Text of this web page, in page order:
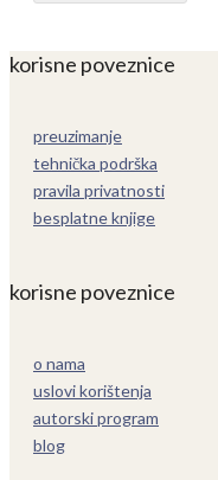
korisne poveznice
preuzimanje
tehnička podrška
pravila privatnosti
besplatne knjige
korisne poveznice
o nama
uslovi korištenja
autorski program
blog